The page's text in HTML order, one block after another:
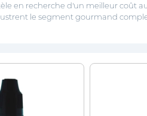
en recherche d'un meilleur coût
le segment gourmand